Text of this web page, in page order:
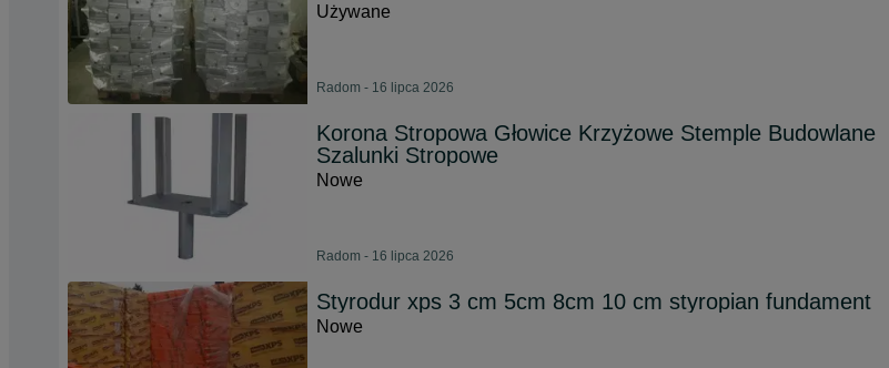
Używane
Radom - 16 lipca 2026
Korona Stropowa Głowice Krzyżowe Stemple Budowlane
Szalunki Stropowe
Nowe
Radom - 16 lipca 2026
Styrodur xps 3 cm 5cm 8cm 10 cm styropian fundament
Nowe